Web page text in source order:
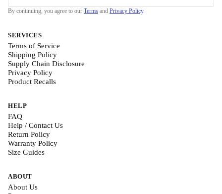
By continuing, you agree to our Terms and Privacy Policy.
SERVICES
Terms of Service
Shipping Policy
Supply Chain Disclosure
Privacy Policy
Product Recalls
HELP
FAQ
Help / Contact Us
Return Policy
Warranty Policy
Size Guides
ABOUT
About Us